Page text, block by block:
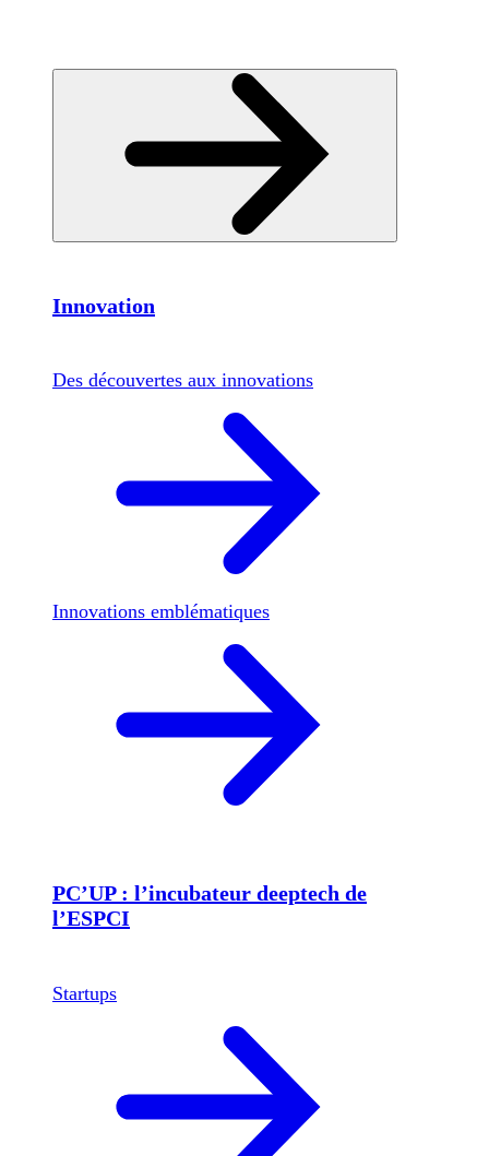
Innovation
Des découvertes aux innovations
Innovations emblématiques
PC’UP : l’incubateur deeptech de
l’ESPCI
Startups